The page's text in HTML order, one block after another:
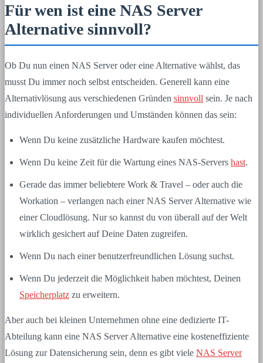
Für wen ist eine NAS Server
Alternative sinnvoll?
Ob Du nun einen NAS Server oder eine Alternative wählst, das
musst Du immer noch selbst entscheiden. Generell kann eine
Alternativlösung aus verschiedenen Gründen sinnvoll sein. Je nach
individuellen Anforderungen und Umständen können das sein:
Wenn Du keine zusätzliche Hardware kaufen möchtest.
Wenn Du keine Zeit für die Wartung eines NAS-Servers hast.
Gerade das immer beliebtere Work & Travel – oder auch die
Workation – verlangen nach einer NAS Server Alternative wie
einer Cloudlösung. Nur so kannst du von überall auf der Welt
wirklich gesichert auf Deine Daten zugreifen.
Wenn Du nach einer benutzerfreundlichen Lösung suchst.
Wenn Du jederzeit die Möglichkeit haben möchtest, Deinen
Speicherplatz zu erweitern.
Aber auch bei kleinen Unternehmen ohne eine dedizierte IT-
Abteilung kann eine NAS Server Alternative eine kosteneffiziente
Lösung zur Datensicherung sein, denn es gibt viele NAS Server